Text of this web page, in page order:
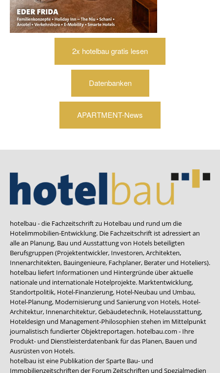
2x hotelbau gratis lesen
Datenbanken
APARTMENT-News
hotelbau - die Fachzeitschrift zu Hotelbau und rund um die
Hotelimmobilien-Entwicklung. Die Fachzeitschrift ist adressiert an
alle an Planung, Bau und Ausstattung von Hotels beteiligten
Berufsgruppen (Projektentwickler, Investoren, Architekten,
Innenarchitekten, Bauingenieure, Fachplaner, Berater und Hoteliers).
hotelbau liefert Informationen und Hintergründe über aktuelle
nationale und internationale Hotelprojekte. Marktentwicklung,
Standortpolitik, Hotel-Finanzierung, Hotel-Neubau und Umbau,
Hotel-Planung, Modernisierung und Sanierung von Hotels, Hotel-
Architektur, Innenarchitektur, Gebäudetechnik, Hotelausstattung,
Hoteldesign und Management-Philosophien stehen im Mittelpunkt
journalistisch fundierter Objektreportagen. hotelbau.com - Ihre
Produkt- und Dienstleisterdatenbank für das Planen, Bauen und
Ausrüsten von Hotels.
hotelbau ist eine Publikation der Sparte Bau- und
Immobilienzeitschriften der Forum Zeitschriften und Spezialmedien